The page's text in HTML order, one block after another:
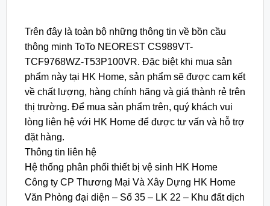
Trên đây là toàn bộ những thông tin về bồn cầu
thông minh ToTo NEOREST CS989VT-
TCF9768WZ-T53P100VR. Đặc biệt khi mua sản
phẩm này tại HK Home, sản phẩm sẽ được cam kết
về chất lượng, hàng chính hãng và giá thành rẻ trên
thị trường. Để mua sản phẩm trên, quý khách vui
lòng liên hệ với HK Home để được tư vấn và hỗ trợ
đặt hàng.
Thông tin liên hệ
Hệ thống phân phối thiết bị vệ sinh HK Home
Công ty CP Thương Mại Và Xây Dựng HK Home
Văn Phòng đại diện – Số 35 – LK 22 – Khu đất dịch